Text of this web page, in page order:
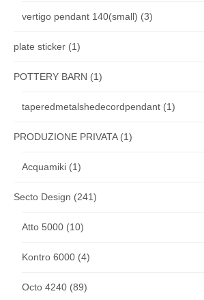
vertigo pendant 140(small) (3)
plate sticker (1)
POTTERY BARN (1)
taperedmetalshedecordpendant (1)
PRODUZIONE PRIVATA(1)
Acquamiki (1)
Secto Design (241)
Atto 5000 (10)
Kontro 6000 (4)
Octo 4240 (89)